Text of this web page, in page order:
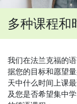
多种课程和
我们在法兰克福的
据您的目标和愿望
天中什么时间上课
及您是否希望集中